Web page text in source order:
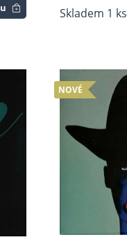
Skladem 1 ks
NOVÉ